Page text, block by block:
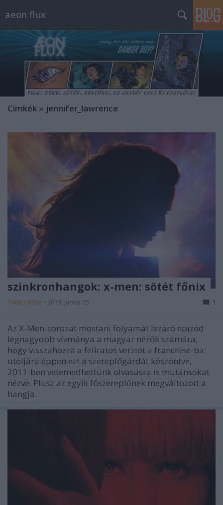
aeon flux
Címkék » jennifer_lawrence
szinkronhangok: x-men: sötét főnix
Takács Máté • 2019. június 05. 1
Az X-Men-sorozat mostani folyamát lezáró epizód
legnagyobb vívmánya a magyar nézők számára,
hogy visszahozza a feliratos verziót a franchise-ba:
utoljára éppen ezt a szereplőgárdát köszöntve,
2011-ben vetemedhettünk olvasásra is mutánsokat
nézve. Plusz az egyik főszereplőnek megváltozott a
hangja.